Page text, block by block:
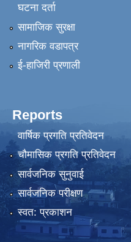
घटना दर्ता
सामाजिक सुरक्षा
नागरिक वडापत्र
ई-हाजिरी प्रणाली
Reports
वार्षिक प्रगति प्रतिवेदन
चौमासिक प्रगति प्रतिवेदन
सार्वजनिक सुनुवाई
सार्वजनिक परीक्षण
स्वत: प्रकाशन